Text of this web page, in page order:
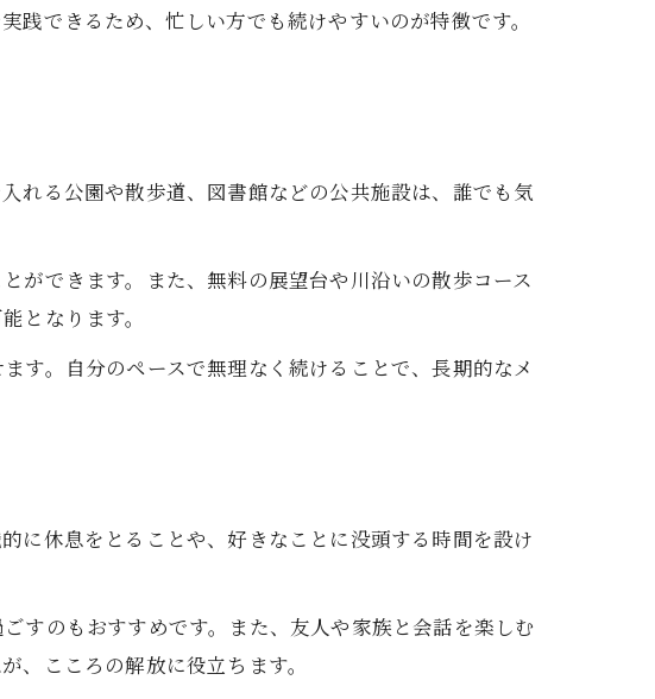
集
できるため、忙しい方でも続けやすいのが特徴です。
れる公園や散歩道、図書館などの公共施設は、誰でも気
ができます。また、無料の展望台や川沿いの散歩コース
となります。
す。自分のペースで無理なく続けることで、長期的なメ
に休息をとることや、好きなことに没頭する時間を設け
すのもおすすめです。また、友人や家族と会話を楽しむ
、こころの解放に役立ちます。